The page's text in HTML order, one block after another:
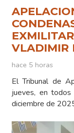
VLADIMIR
hace 5 horas
El Tribunal de
jueves, en
diciembre de